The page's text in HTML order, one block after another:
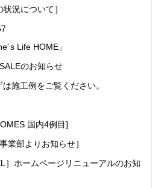
況について］
Life HOME」
のお知らせ
施工例をご覧ください。
国内4例目]
業部よりお知らせ］
］ホームページリニューアルのお知